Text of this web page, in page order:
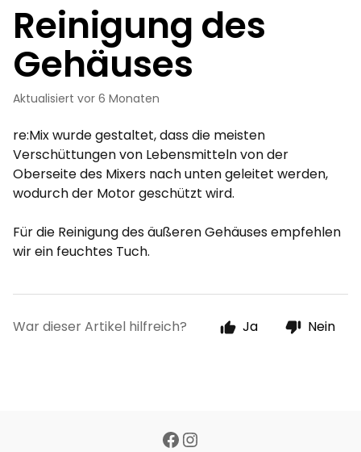
Reinigung des
Gehäuses
Aktualisiert vor 6 Monaten
re:Mix wurde gestaltet, dass die meisten
Verschüttungen von Lebensmitteln von der
Oberseite des Mixers nach unten geleitet werden,
wodurch der Motor geschützt wird.
Für die Reinigung des äußeren Gehäuses empfehlen
wir ein feuchtes Tuch.
War dieser Artikel hilfreich? Ja Nein